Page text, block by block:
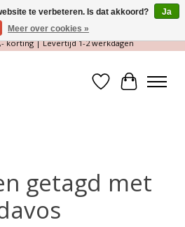
& Spirituele winkel | Gratis verzending >
korting | Levertijd 1-2 werkdagen
Verlanglijst
getagd met
te verbeteren. Is dat akkoord?
Ja
Meer over cookies »